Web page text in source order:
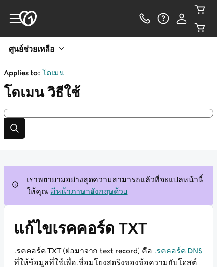
ศูนย์ช่วยเหลือ
Applies to: โดเมน
โดเมน วิธีใช้
เราพยายามอย่างสุดความสามารถแล้วที่จะแปลหน้านี้
ให้คุณ มีหน้าภาษาอังกฤษด้วย
แก้ไขเรคคอร์ด TXT
เรคคอร์ด TXT (ย่อมาจาก text record) คือ เรคคอร์ด DNS
ที่ให้ข้อมูลที่ใช้เพื่อเชื่อมโยงสตริงของข้อความกับโฮสต์